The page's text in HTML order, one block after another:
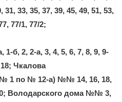
31, 33, 35, 37, 39, 45, 49, 51, 53,
77/1, 77/2;
б, 2, 2-а, 3, 4, 5, 6, 7, 8, 9, 9-
18; Чкалова
1 по № 12-а) №№ 14, 16, 18,
Володарского дома №№ 3,